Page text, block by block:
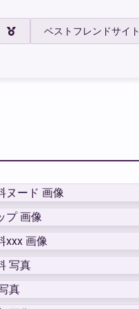
ベストフレンドサイト